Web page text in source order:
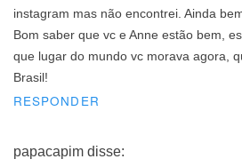
instagram mas não encontrei. Ainda
Bom saber que vc e Anne estão bem,
que lugar do mundo vc morava agora,
Brasil!
RESPONDER
papacapim disse: